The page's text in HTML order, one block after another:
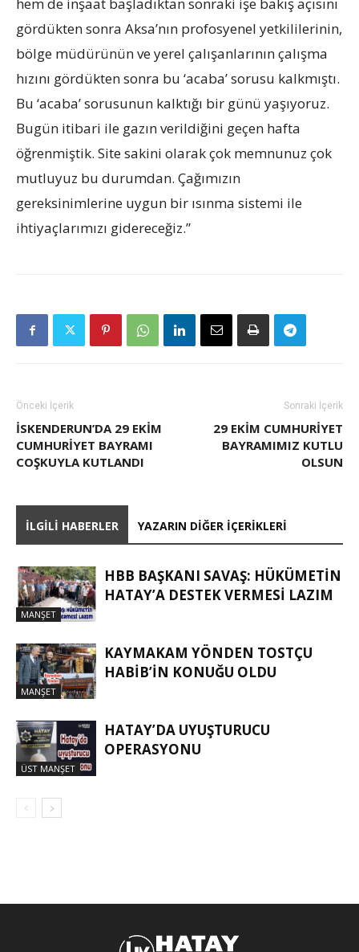
hem de inşaat başladıktan sonraki işe bakış açısını
gördükten sonra Aksa’nın profosyenel yetkililerinin,
bölge müdürünün ve yerel çalışanlarının çalışma
hızını gördükten sonra bu ‘acaba’ sorusu kalkmıştı.
Bu ‘acaba’ sorusunun kalktığı bir günü yaşıyoruz.
Bugün itibari ile gazın verildiğini geçen hafta
öğrenmiştik. Site sakini olarak çok memnunuz çok
mutluyuz bu durumdan. Çağımızın
gereksinimlerine uygun bir ısınma sistemi ile
ihtiyaçlarımızı gidereceğiz.”
Önceki İçerik
İSKENDERUN’DA 29 EKIM
CUMHURIYET BAYRAMI
COŞKUYLA KUTLANDI
Sonraki İçerik
29 EKIM CUMHURIYET
BAYRAMIMIZ KUTLU
OLSUN
İLGILI HABERLER YAZARIN DIĞER İÇERIKLERI
MANŞET
HBB BAŞKANI SAVAŞ: HÜKÜMETİN
HATAY’A DESTEK VERMESİ LAZIM
MANŞET
KAYMAKAM YÖNDEN TOSTÇU
HABIB’IN KONUĞU OLDU
ÜST MANŞET
HATAY’DA UYUŞTURUCU
OPERASYONU